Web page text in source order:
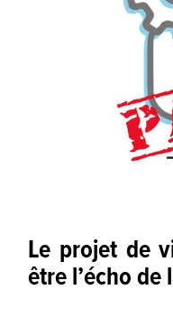
Le projet de
être l’écho